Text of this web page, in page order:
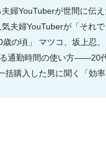
婦YouTuberが世間に伝
夫婦YouTuberが「それ
の頃」 マツコ、坂上忍
通勤時間の使い方――20
購入した男に聞く「効率